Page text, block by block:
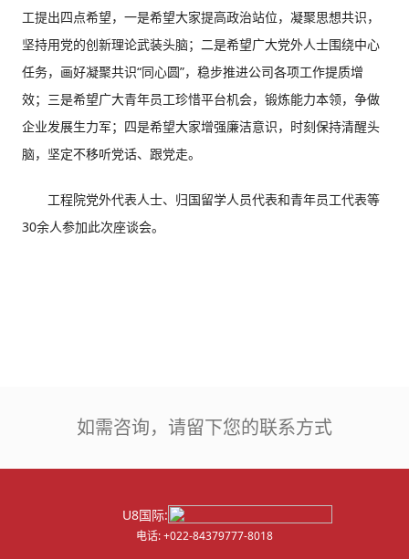
工提出四点希望，一是希望大家提高政治站位，凝聚思想共识，
坚持用党的创新理论武装头脑；二是希望广大党外人士围绕中心
任务，画好凝聚共识“同心圆”，稳步推进公司各项工作提质增
效；三是希望广大青年员工珍惜平台机会，锻炼能力本领，争做
企业发展生力军；四是希望大家增强廉洁意识，时刻保持清醒头
脑，坚定不移听党话、跟党走。
工程院党外代表人士、归国留学人员代表和青年员工代表等
30余人参加此次座谈会。
如需咨询，请留下您的联系方式
U8国际:
电话: +022-84379777-8018